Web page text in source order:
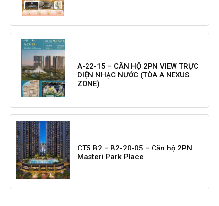
A-22-15 – CĂN HỘ 2PN VIEW TRỰC
DIỆN NHẠC NƯỚC (TÒA A NEXUS
ZONE)
CT5 B2 – B2-20-05 – Căn hộ 2PN
Masteri Park Place